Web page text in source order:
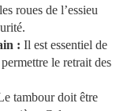
roues de l’essieu
: Il est essentiel de
le retrait des
tambour doit être